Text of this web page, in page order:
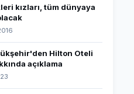
kızları, tüm dünyaya
Hilton Oteli
açıklama